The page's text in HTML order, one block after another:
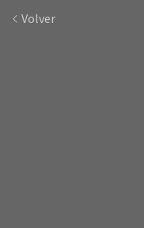
Volver